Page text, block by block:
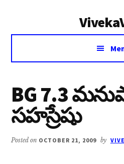
Voice
Vivekananda
BG 7.3
సహస్రేషు
Posted on OCTOBER 21, 2009 by